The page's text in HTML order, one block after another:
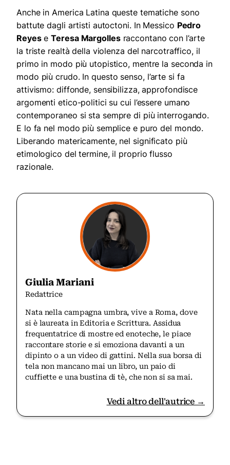
Anche in America Latina queste tematiche sono
battute dagli artisti autoctoni. In Messico Pedro
ReyeseTeresa Margollesraccontano con l’arte
la triste realtà della violenza del narcotraffico, il
primo in modo più utopistico, mentre la seconda in
modo più crudo. In questo senso, l’arte si fa
attivismo: diffonde, sensibilizza, approfondisce
argomenti etico-politici su cui l’essere umano
contemporaneo si sta sempre di più interrogando.
E lo fa nel modo più semplice e puro del mondo.
Liberando matericamente, nel significato più
etimologico del termine, il proprio flusso
razionale.
Giulia Mariani
Redattrice
Nata nella campagna umbra, vive a Roma, dove
si è laureata in Editoria e Scrittura. Assidua
frequentatrice di mostre ed enoteche, le piace
raccontare storie e si emoziona davanti a un
dipinto o a un video di gattini. Nella sua borsa di
tela non mancano mai un libro, un paio di
cuffiette e una bustina di tè, che non si sa mai.
Vedi altro dell'autrice →